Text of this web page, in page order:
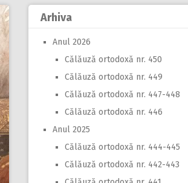
Arhiva
Anul 2026
Călăuză ortodoxă nr. 450
Călăuză ortodoxă nr. 449
Călăuză ortodoxă nr. 447-448
Călăuză ortodoxă nr. 446
Anul 2025
Călăuză ortodoxă nr. 444-445
Călăuză ortodoxă nr. 442-443